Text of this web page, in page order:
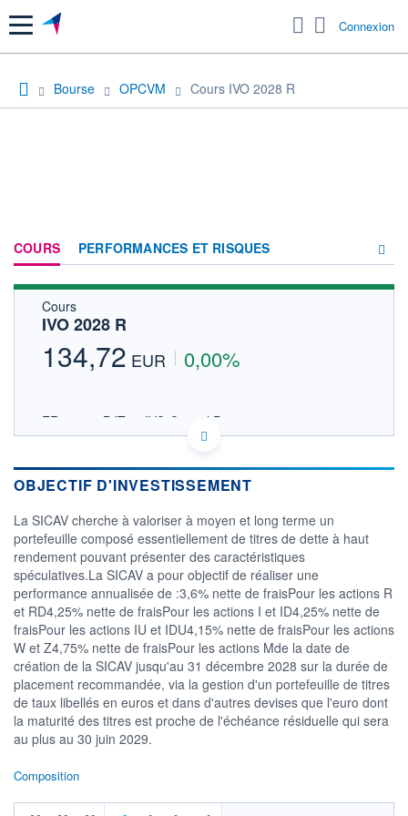
Menu Connexion
Bourse OPCVM Cours IVO 2028 R
COURS PERFORMANCES ET RISQUES
Cours
IVO 2028 R
134,72 EUR 0,00%
FR001400BJT8 - IVO Capital Partners
OPCVM DERNIER COURS CONNU AU 06/08/2026
04/12 02/04
Obligations à échéance
FONDS PARTENAIRES
TARIFS PRIVILÉGIÉS 0%
ÉLIGIBILITÉ
PEA PEA-PME
Non éligible Boursobank
OBJECTIF D'INVESTISSEMENT
La SICAV cherche à valoriser à moyen et long terme un
portefeuille composé essentiellement de titres de dette à haut
rendement pouvant présenter des caractéristiques
spéculatives.La SICAV a pour objectif de réaliser une
performance annualisée de :3,6% nette de fraisPour les actions R
et RD4,25% nette de fraisPour les actions I et ID4,25% nette de
fraisPour les actions IU et IDU4,15% nette de fraisPour les actions
W et Z4,75% nette de fraisPour les actions Mde la date de
création de la SICAV jusqu'au 31 décembre 2028 sur la durée de
placement recommandée, via la gestion d'un portefeuille de titres
de taux libellés en euros et dans d'autres devises que l'euro dont
la maturité des titres est proche de l'échéance résiduelle qui sera
au plus au 30 juin 2029.
Composition